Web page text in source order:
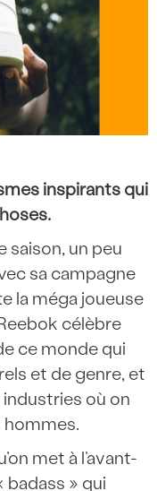
inspirants qui
saison, un peu
sa campagne
la méga joueuse
célèbre
ce monde qui
et de genre, et
où on
met à l’avant-
badass » qui